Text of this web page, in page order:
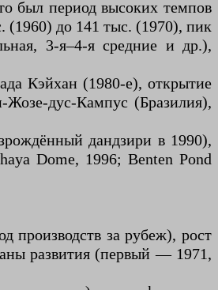
был период высоких темпов
(1960) до 141 тыс. (1970), пик
3-я–4-я средние и др.),
Кэйхан (1980-е), открытие
дус-Кампус (Бразилия),
дандзири в 1990),
Dome, 1996; Benten Pond
производств за рубеж), рост
развития (первый — 1971,